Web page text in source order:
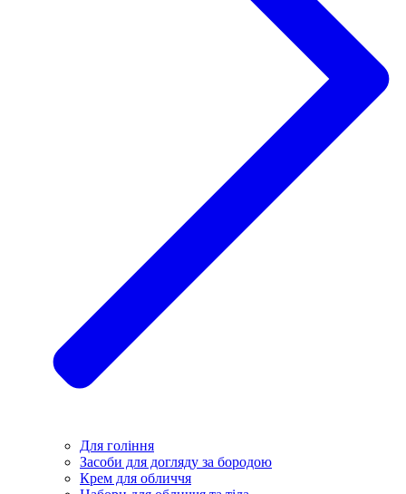
Для гоління
Засоби для догляду за бородою
Крем для обличчя